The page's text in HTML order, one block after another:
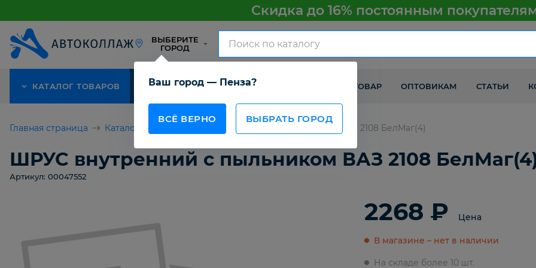
Скидка до 16% постоянным
ВЫБЕРИТЕ
ГОРОД
Ваш город — Пенза?
ВСЁ ВЕРНО ВЫБРАТЬ ГОРОД
КАТАЛОГ ТОВАРОВ АКЦИЯ О КОМПАНИИ КАК ПОЛУЧИТЬ ТОВАР ОПТОВИКАМ СТАТЬИ
Главная страница Каталог товаров ШРУС внутренний с пыльником ВАЗ 2108 БелМаг(4)
ШРУС внутренний с пыльником ВАЗ 2108
Артикул: 00047552
2268 ₽ Цена
В магазине – нет в наличии
На складе более 10 шт.